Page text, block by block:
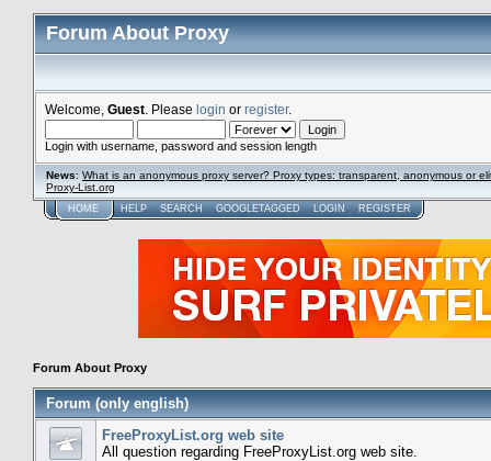
Forum About Proxy
Welcome, Guest . Please login or register.
Login with username, password and session length
News: What is an anonymous proxy server? Proxy types: transparent, anonymous or
Proxy-List.org
HOME HELP SEARCH GOOGLETAGGED LOGIN REGISTER
Forum About Proxy
Forum (only english)
FreeProxyList.org web site
All question regarding FreeProxyList.org web site.